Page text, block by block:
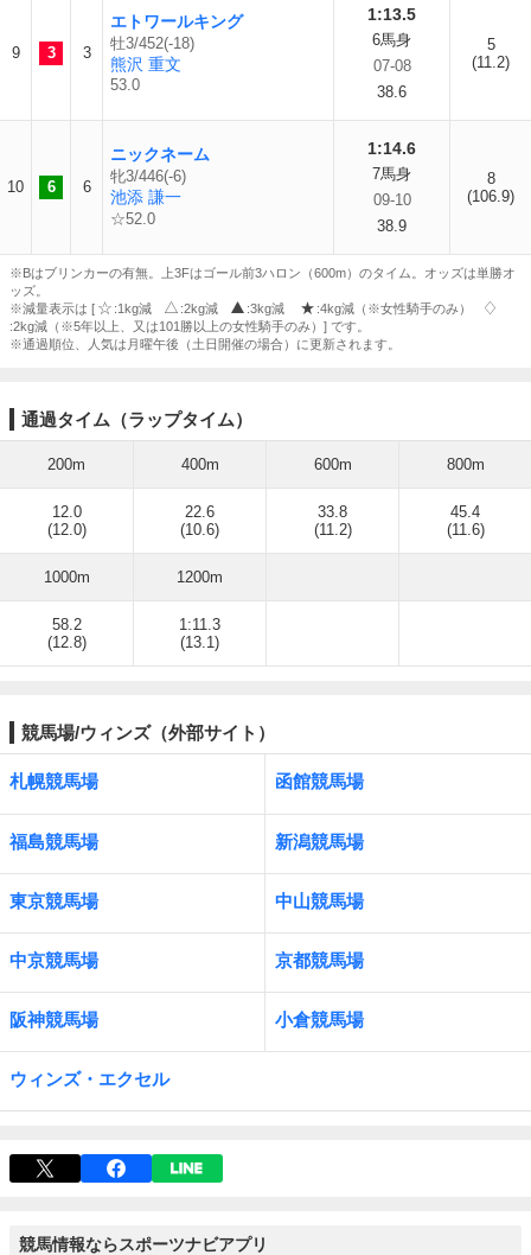
9 3 3
エトワールキング
牡3/452(-18)
熊沢 重文
53.0
1:13.5
6馬身
07-08
38.6
5
(11.2)
10 6 6
ニックネーム
牝3/446(-6)
池添 謙一
☆52.0
1:14.6
7馬身
09-10
38.9
8
(106.9)
※Bはブリンカーの有無。上3Fはゴール前3ハロン（600m）のタイム。オッズは単勝オ
ッズ。
※減量表示は [
:1kg減 :2kg減 :3kg減
:4kg減（※女性騎手のみ）
:2kg減（※5年以上、又は101勝以上の女性騎手のみ）] です。
※通過順位、人気は月曜午後（土日開催の場合）に更新されます。
通過タイム（ラップタイム）
200m 400m 600m 800m
12.0
(12.0)
22.6
(10.6)
33.8
(11.2)
45.4
(11.6)
1000m 1200m
58.2
(12.8)
1:11.3
(13.1)
競馬場/ウィンズ（外部サイト）
札幌競馬場 函館競馬場
福島競馬場 新潟競馬場
東京競馬場 中山競馬場
中京競馬場 京都競馬場
阪神競馬場 小倉競馬場
ウィンズ・エクセル
競馬情報ならスポーツナビアプリ